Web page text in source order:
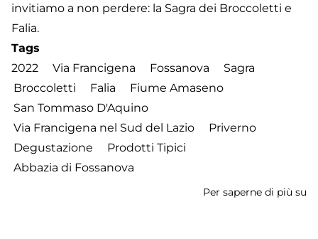
invitiamo a non perdere: la Sagra dei Broccoletti e
Falia.
Tags
2022
Via Francigena Fossanova
Sagra
Broccoletti
Falia
Fiume Amaseno
San Tommaso D'Aquino
Via Francigena nel Sud del Lazio
Priverno
Degustazione
Prodotti Tipici
Abbazia di Fossanova
Per saperne di più su